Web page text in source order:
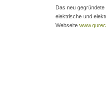
Das neu
elektrische und
Webseite